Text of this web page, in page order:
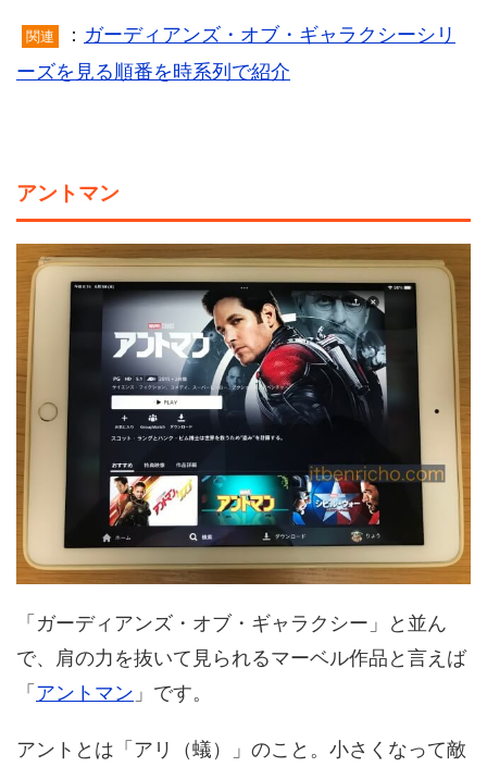
関連 ： ガーディアンズ・オブ・ギャラクシーシリ
ーズを見る順番を時系列で紹介
アントマン
「ガーディアンズ・オブ・ギャラクシー」と並ん
で、肩の力を抜いて見られるマーベル作品と言えば
「 アントマン 」です。
アントとは「アリ（蟻）」のこと。小さくなって敵